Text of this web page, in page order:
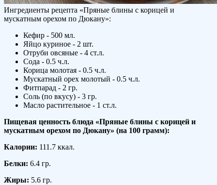
Ингредиенты рецепта «Пряные блины с корицей и
мускатным орехом по Дюкану»:
Кефир - 500 мл.
Яйцо куриное - 2 шт.
Отруби овсяные - 4 ст.л.
Сода - 0.5 ч.л.
Корица молотая - 0.5 ч.л.
Мускатный орех молотый - 0.5 ч.л.
Фитпарад - 2 гр.
Соль (по вкусу) - 3 гр.
Масло растительное - 1 ст.л.
Пищевая ценность блюда «Пряные блины с корицей и
мускатным орехом по Дюкану» (на 100 грамм):
Калории: 111.7 ккал.
Белки: 6.4 гр.
Жиры: 5.6 гр.